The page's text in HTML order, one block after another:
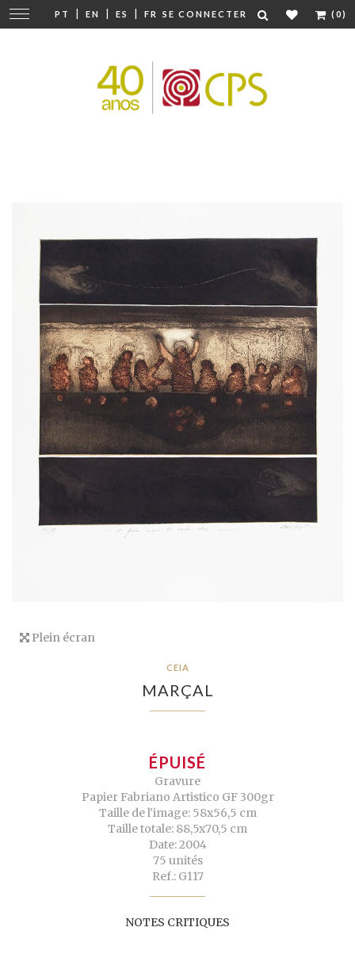
PT | EN | ES | FR SE CONNECTER (0)
Modifier
la
Plein écran
CEIA
MARÇAL
ÉPUISÉ
Gravure
Papier Fabriano Artistico GF 300gr
Taille de l'image: 58x56,5 cm
Taille totale: 88,5x70,5 cm
Date: 2004
75 unités
Ref.: G117
NOTES CRITIQUES